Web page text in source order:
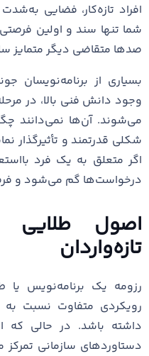
افراد تازه‌کار، فضایی
شما تنها سند و اولین
صدها متقاضی دیگر متمایز
بسیاری از برنامه‌نویسان
وجود دانش فنی بالا، در
می‌شوند. آن‌ها نمی‌دانند
شکلی قدرتمند و
اگر متعلق به یک فرد
درخواست‌ها گم می‌شود و
اصول طلایی
تازه‌واردان
رزومه یک برنامه‌نویس یا
رویکردی متفاوت نسبت به
داشته باشد. در حالی که
دستاوردهای سازمانی تمرکز